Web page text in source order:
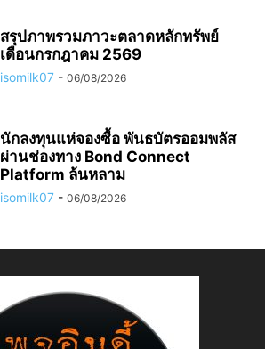
สรุปภาพรวมภาวะตลาดหลักทรัพย์
เดือนกรกฎาคม 2569
isomilk07 - 06/08/2026
นักลงทุนแห่จองซื้อ พันธบัตรออมพลัส
ผ่านช่องทาง Bond Connect
Platform ล้นหลาม
isomilk07 - 06/08/2026